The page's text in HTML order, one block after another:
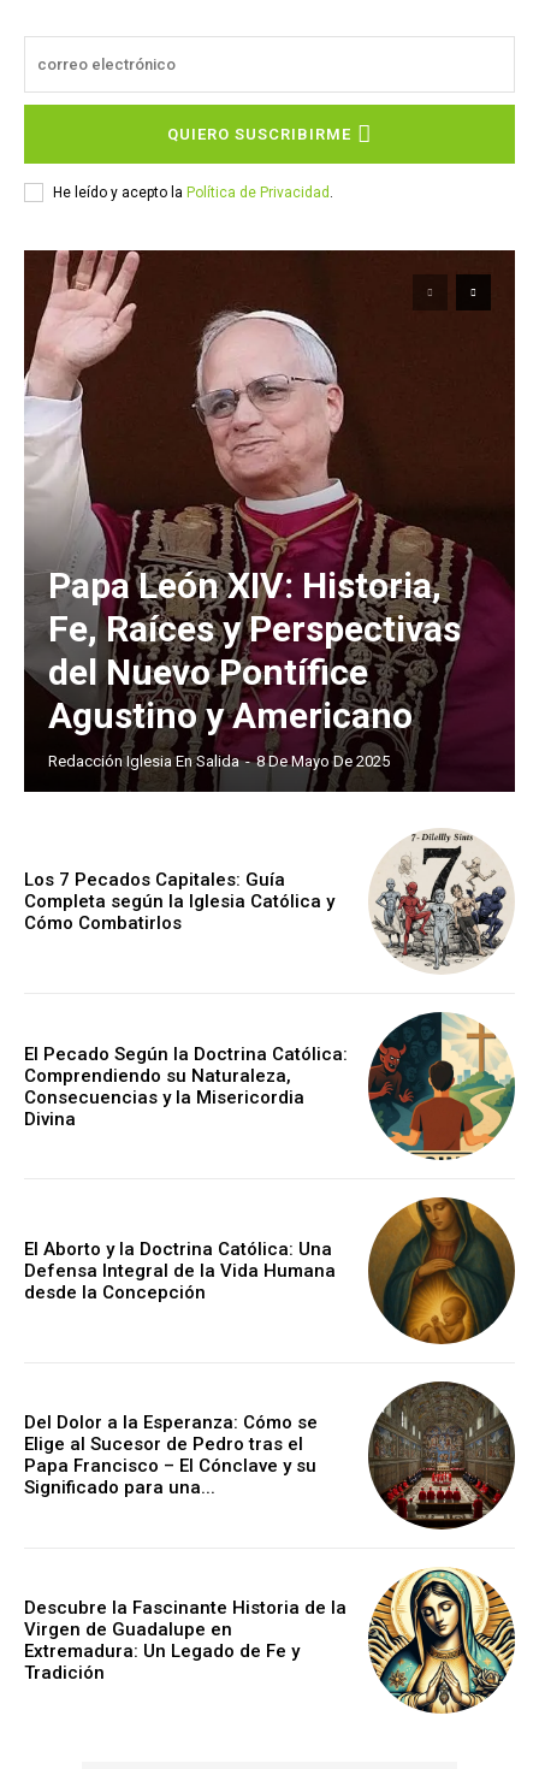
QUIERO SUSCRIBIRME
He leído y acepto la Política de Privacidad
Papa León XIV: Historia,
Fe, Raíces y Perspectivas
del Nuevo Pontífice
Agustino y Americano
Redacción Iglesia En Salida - 8 De Mayo De 2025
Los 7 Pecados Capitales: Guía
Completa según la Iglesia Católica y
Cómo Combatirlos
El Pecado Según la Doctrina Católica:
Comprendiendo su Naturaleza,
Consecuencias y la Misericordia
Divina
El Aborto y la Doctrina Católica: Una
Defensa Integral de la Vida Humana
desde la Concepción
Del Dolor a la Esperanza: Cómo se
Elige al Sucesor de Pedro tras el
Papa Francisco – El Cónclave y su
Significado para una...
Descubre la Fascinante Historia de la
Virgen de Guadalupe en
Extremadura: Un Legado de Fe y
Tradición